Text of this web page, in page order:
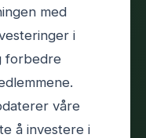
med
i
forbedre
våre
å investere i